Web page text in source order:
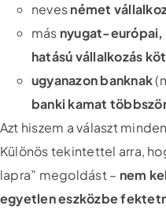
nevesnémet
más nyugat-európai,
hatású vállalkozás
ugyanazon banknak
banki kamat
Azt hiszem a választ
Különös tekintettel arra,
lapra” megoldást – nem
egyetlen eszközbe